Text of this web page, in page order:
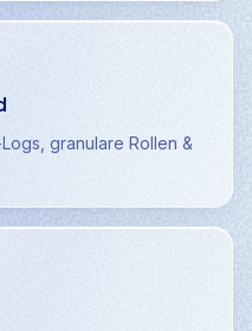
granulare Rollen &